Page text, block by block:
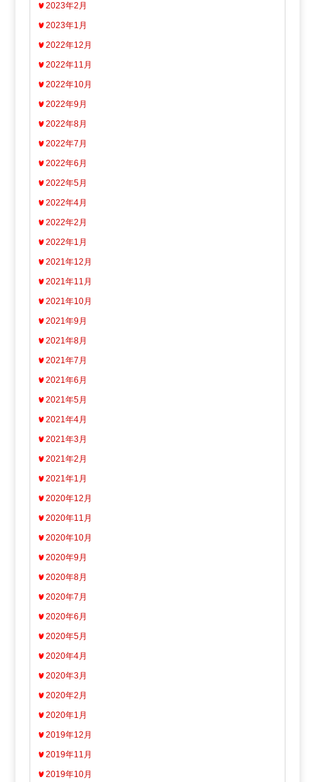
2023年2月
2023年1月
2022年12月
2022年11月
2022年10月
2022年9月
2022年8月
2022年7月
2022年6月
2022年5月
2022年4月
2022年2月
2022年1月
2021年12月
2021年11月
2021年10月
2021年9月
2021年8月
2021年7月
2021年6月
2021年5月
2021年4月
2021年3月
2021年2月
2021年1月
2020年12月
2020年11月
2020年10月
2020年9月
2020年8月
2020年7月
2020年6月
2020年5月
2020年4月
2020年3月
2020年2月
2020年1月
2019年12月
2019年11月
2019年10月